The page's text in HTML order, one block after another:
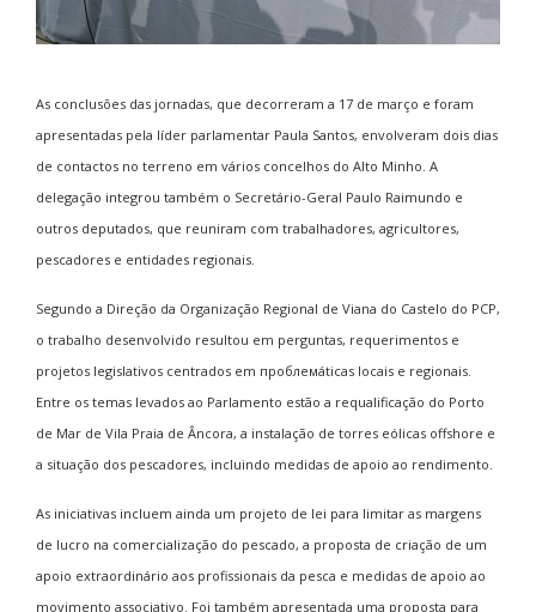
As conclusões das jornadas, que decorreram a 17 de março e foram
apresentadas pela líder parlamentar Paula Santos, envolveram dois dias
de contactos no terreno em vários concelhos do Alto Minho. A
delegação integrou também o Secretário-Geral Paulo Raimundo e
outros deputados, que reuniram com trabalhadores, agricultores,
pescadores e entidades regionais.
Segundo a Direção da Organização Regional de Viana do Castelo do PCP,
o trabalho desenvolvido resultou em perguntas, requerimentos e
projetos legislativos centrados em проблемáticas locais e regionais.
Entre os temas levados ao Parlamento estão a requalificação do Porto
de Mar de Vila Praia de Âncora, a instalação de torres eólicas offshore e
a situação dos pescadores, incluindo medidas de apoio ao rendimento.
As iniciativas incluem ainda um projeto de lei para limitar as margens
de lucro na comercialização do pescado, a proposta de criação de um
apoio extraordinário aos profissionais da pesca e medidas de apoio ao
movimento associativo. Foi também apresentada uma proposta para